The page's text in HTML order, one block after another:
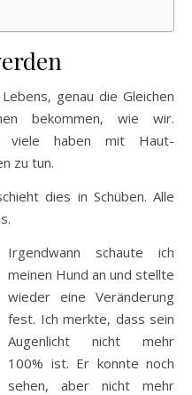
genau die Gleichen
bekommen, wie wir.
viele haben mit Haut-
zu tun.
dies in Schüben. Alle
Irgendwann schaute ich
meinen Hund an und stellte
wieder eine Veränderung
fest. Ich merkte, dass sein
Augenlicht nicht mehr
100% ist. Er konnte noch
sehen, aber nicht mehr